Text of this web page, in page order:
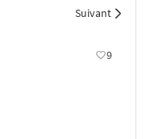
Suivant
9